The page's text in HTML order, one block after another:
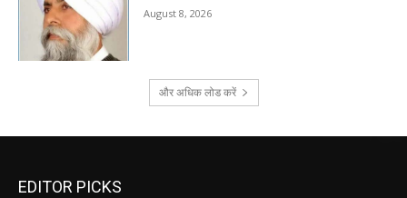
August 8, 2026
और अधिक लोड करें
EDITOR PICKS